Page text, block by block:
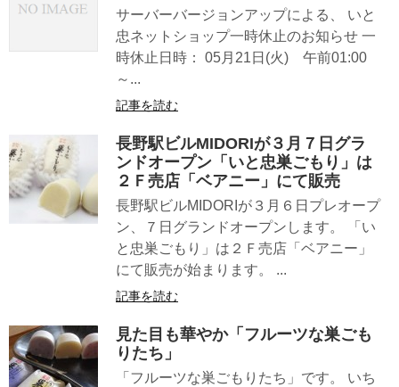
サーバーバージョンアップによる、 いと
忠ネットショップ一時休止のお知らせ 一
時休止日時： 05月21日(火) 午前01:00
～...
記事を読む
長野駅ビルMIDORIが３月７日グラ
ンドオープン「いと忠巣ごもり」は
２Ｆ売店「ベアニー」にて販売
長野駅ビルMIDORIが３月６日プレオープ
ン、７日グランドオープンします。 「い
と忠巣ごもり」は２Ｆ売店「ベアニー」
にて販売が始まります。 ...
記事を読む
見た目も華やか「フルーツな巣ごも
りたち」
「フルーツな巣ごもりたち」です。 いち